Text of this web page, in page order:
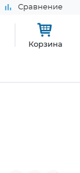
Сравнение
Корзина